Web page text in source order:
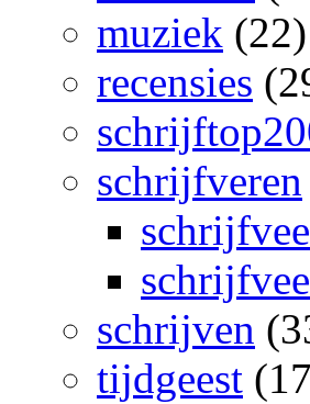
muziek (22)
recensies
schrijfveren
schrijven
tijdgeest